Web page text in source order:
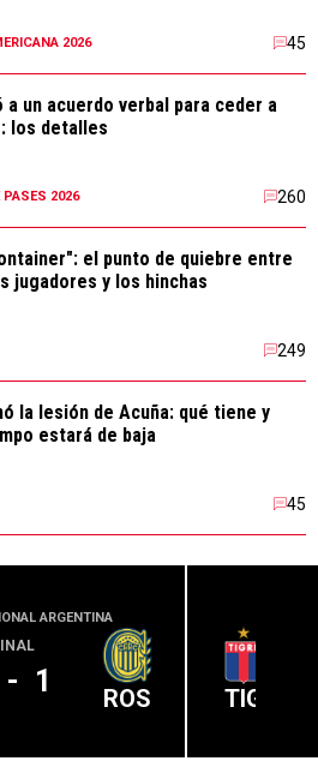
2026 45
a un acuerdo verbal para ceder a
los detalles
PASES 2026 260
el punto de quiebre entre
jugadores y los hinchas
249
la lesión de Acuña: qué tiene y
estará de baja
45
ARGENTINA
- 1 ROS TIG